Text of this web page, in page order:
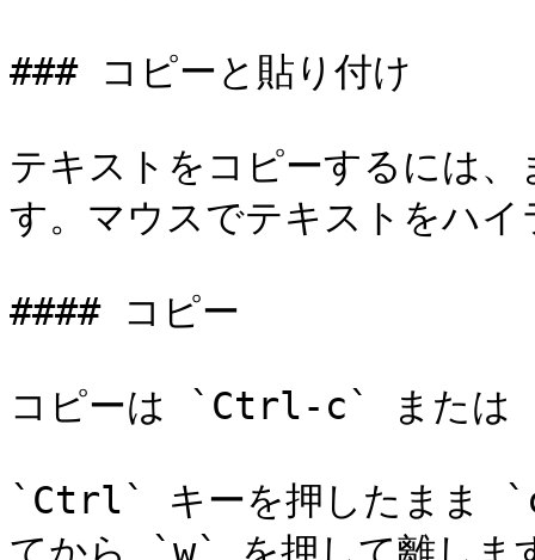
### コピーと貼り付け
テキストをコピーするには
す。マウスでテキストをハ
#### コピー
コピーは `Ctrl-c` または
`Ctrl` キーを押したまま